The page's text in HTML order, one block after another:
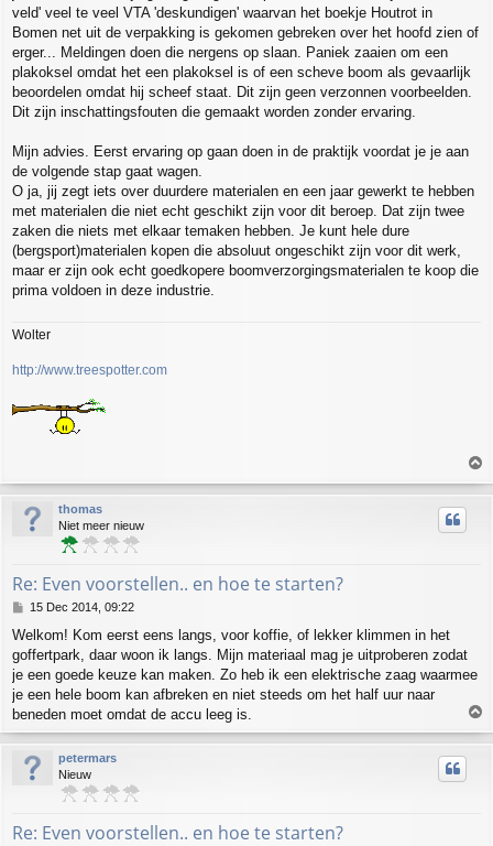
veld' veel te veel VTA 'deskundigen' waarvan het boekje Houtrot in
Bomen net uit de verpakking is gekomen gebreken over het hoofd zien of
erger... Meldingen doen die nergens op slaan. Paniek zaaien om een
plakoksel omdat het een plakoksel is of een scheve boom als gevaarlijk
beoordelen omdat hij scheef staat. Dit zijn geen verzonnen voorbeelden.
Dit zijn inschattingsfouten die gemaakt worden zonder ervaring.
Mijn advies. Eerst ervaring op gaan doen in de praktijk voordat je je aan
de volgende stap gaat wagen.
O ja, jij zegt iets over duurdere materialen en een jaar gewerkt te hebben
met materialen die niet echt geschikt zijn voor dit beroep. Dat zijn twee
zaken die niets met elkaar temaken hebben. Je kunt hele dure
(bergsport)materialen kopen die absoluut ongeschikt zijn voor dit werk,
maar er zijn ook echt goedkopere boomverzorgingsmaterialen te koop die
prima voldoen in deze industrie.
Wolter
http://www.treespotter.com
p
thomas
Niet meer nieuw
Re: Even voorstellen.. en hoe te starten?
P
s
t
15 Dec 2014, 09:22
Welkom! Kom eerst eens langs, voor koffie, of lekker klimmen in het
goffertpark, daar woon ik langs. Mijn materiaal mag je uitproberen zodat
je een goede keuze kan maken. Zo heb ik een elektrische zaag waarmee
je een hele boom kan afbreken en niet steeds om het half uur naar
beneden moet omdat de accu leeg is.
p
petermars
Nieuw
Re: Even voorstellen.. en hoe te starten?